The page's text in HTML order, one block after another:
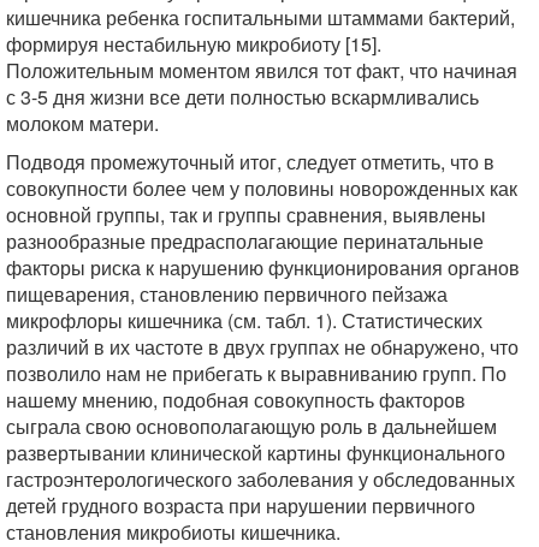
кишечника ребенка госпитальными штаммами бактерий,
формируя нестабильную микробиоту [15].
Положительным моментом явился тот факт, что начиная
с 3-5 дня жизни все дети полностью вскармливались
молоком матери.
Подводя промежуточный итог, следует отметить, что в
совокупности более чем у половины новорожденных как
основной группы, так и группы сравнения, выявлены
разнообразные предрасполагающие перинатальные
факторы риска к нарушению функционирования органов
пищеварения, становлению первичного пейзажа
микрофлоры кишечника (см. табл. 1). Статистических
различий в их частоте в двух группах не обнаружено, что
позволило нам не прибегать к выравниванию групп. По
нашему мнению, подобная совокупность факторов
сыграла свою основополагающую роль в дальнейшем
развертывании клинической картины функционального
гастроэнтерологического заболевания у обследованных
детей грудного возраста при нарушении первичного
становления микробиоты кишечника.